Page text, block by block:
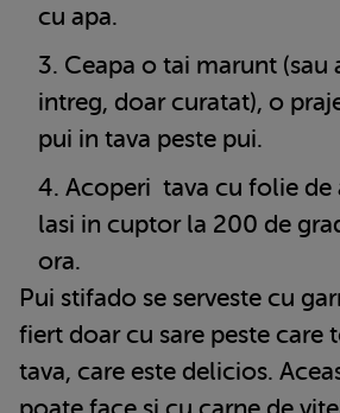
cu apa.
Ceapa o tai marunt (sau
intreg, doar curatat), o
pui in tava peste pui.
Acoperi tava cu folie de
lasi in cuptor la 200 de
ora.
Pui stifado se serveste cu
fiert doar cu sare peste care
tava, care este delicios.